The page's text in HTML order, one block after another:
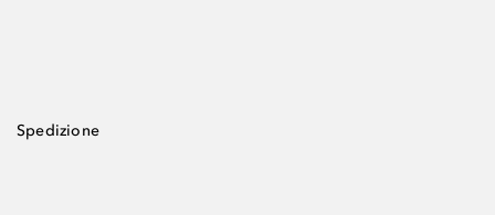
Spedizione